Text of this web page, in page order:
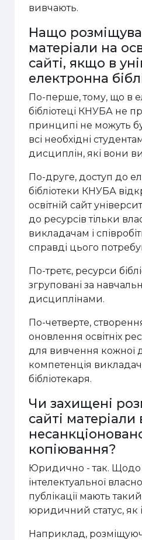
вивчають.
Нащо
матеріали на
сайті, якщо в
електронна
По-перше, тому, що в
бібліотеці КНУБА не
принципі не можуть
всі необхідні
дисциплін, які вони
По-друге, доступ до
бібліотеки КНУБА
освітній сайт
до ресурсів тільки
викладачам і
справді цього
По-третє, ресурси
згруповані за
дисциплінами.
По-четверте,
оновлення освітніх
для вивчення кожної
компетенція
бібліотекаря.
Чи захищені
сайті матеріали
копіювання?
Юридично - так. Щодо
інтелектуальної
публікації мають
юридичний статус, як
Наприклад,